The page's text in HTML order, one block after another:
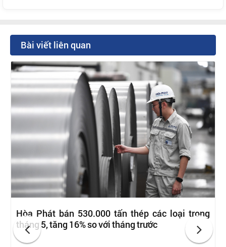
Bài viết liên quan
Hòa Phát bán 530.000 tấn thép các loại trong
tháng 5, tăng 16% so với tháng trước